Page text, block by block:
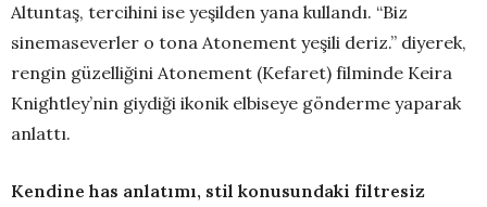
Altuntaş, tercihini ise yeşilden yana kullandı. “Biz
sinemaseverler o tona Atonement yeşili deriz.” diyerek,
rengin güzelliğini Atonement (Kefaret) filminde Keira
Knightley’nin giydiği ikonik elbiseye gönderme yaparak
anlattı.
Kendine has anlatımı, stil konusundaki filtresiz